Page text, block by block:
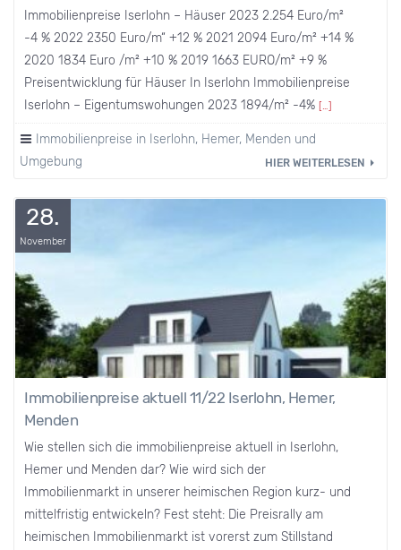
Immobilienpreise Iserlohn – Häuser 2023 2.254 Euro/m²
-4 % 2022 2350 Euro/m“ +12 % 2021 2094 Euro/m² +14 %
2020 1834 Euro /m² +10 % 2019 1663 EURO/m² +9 %
Preisentwicklung für Häuser In Iserlohn Immobilienpreise
Iserlohn – Eigentumswohungen 2023 1894/m² -4% […]
Immobilienpreise in Iserlohn, Hemer, Menden und
Umgebung
HIER WEITERLESEN
28.
November
Immobilienpreise aktuell 11/22 Iserlohn, Hemer,
Menden
Wie stellen sich die immobilienpreise aktuell in Iserlohn,
Hemer und Menden dar? Wie wird sich der
Immobilienmarkt in unserer heimischen Region kurz- und
mittelfristig entwickeln? Fest steht: Die Preisrally am
heimischen Immobilienmarkt ist vorerst zum Stillstand